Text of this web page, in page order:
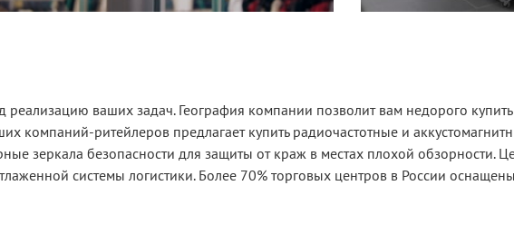
ваших задач. География компании позволит вам недорого
компаний-ритейлеров предлагает купить радиочастотные и
зеркала безопасности для защиты от краж в местах плохой обзорности.
системы логистики. Более 70% торговых центров в России